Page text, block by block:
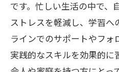
です。忙しい生活の中で、
ストレスを軽減し、学習へ
ラインでのサポートやフォ
実践的なスキルを効果的